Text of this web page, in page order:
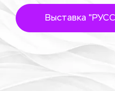
Выставка